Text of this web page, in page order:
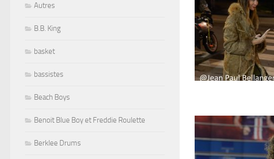
Autres
B.B. King
basket
bassistes
Beach Boys
Benoit Blue Boy et Freddie Roulette
Berklee Drums